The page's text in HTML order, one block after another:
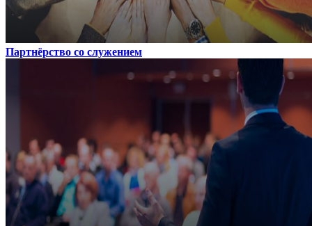
Партнёрство со служением